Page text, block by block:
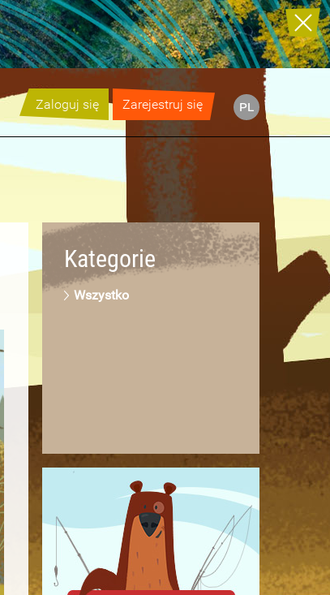
pl
Zaloguj się Zarejestruj się
Kategorie
Wszystko